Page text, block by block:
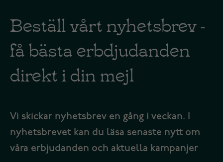
Beställ vårt nyhetsbrev -
få bästa erbdjudanden
direkt i din mejl
Vi skickar nyhetsbrev en gång i veckan. I
nyhetsbrevet kan du läsa senaste nytt om
våra erbjudanden och aktuella kampanjer